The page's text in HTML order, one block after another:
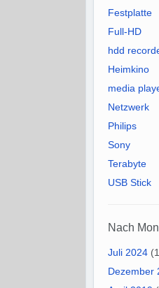
Festplatte
Full-HD
hdd
Heimkino
media
Netzwerk
Philips
Sony
Terabyte
USB Stick
Nach
Juli 2024
Dezember